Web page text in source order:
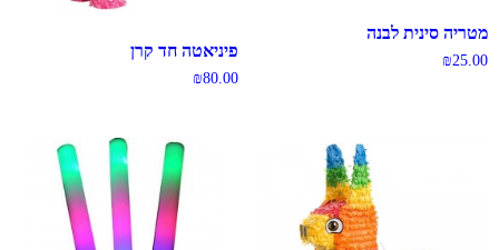
מטריה סינית לבנה
₪25.00
פיניאטה חד קרן
₪80.00